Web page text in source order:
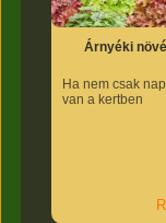
Árnyéki
Ha nem csak
van a kertben